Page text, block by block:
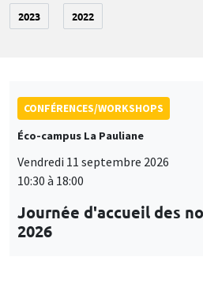
2023 2022
CONFÉRENCES/WORKSHOPS
Éco-campus La Pauliane
Vendredi 11 septembre 2026
10:30 à 18:00
Journée d'accueil des
2026